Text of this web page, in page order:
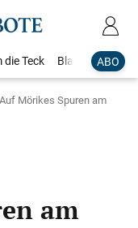
ABO
die Teck Blaulicht
Auf Mörikes Spuren am
am